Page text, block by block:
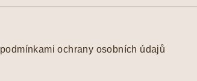
podmínkami ochrany osobních údajů